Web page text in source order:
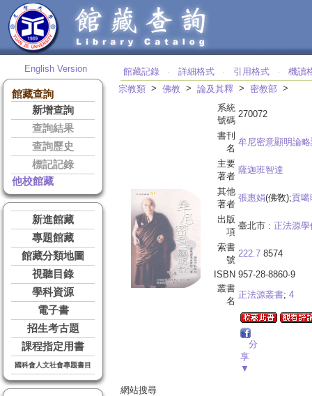
English Version
館藏查詢
新增查詢
查詢結果
查詢歷史
標記記錄
他校館藏
新進館藏
專題館藏
館藏分類地圖
視聽目錄
學科資源
電子書
招生考古題
課程指定用書
國科會人文社會專題書目
館藏記錄 ‧ 詳細格式 ‧ 引用格式 ‧
機讀
宗教類 > 佛教 > 論及其釋 > 密教部 >
系統
號碼
270072
書刊
名
牟尼密意顯明論
主要
著者
薩迦班智達
其他
著者
張惠娟(佛敎);貢噶
出版
項
臺北市 : 正法源學
索書
號
222.7 8574
ISBN 957-28-8860-9
叢書
名
正法源叢書; 4
分
享
▼
網站搜尋